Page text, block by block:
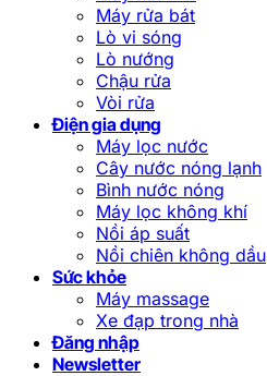
Máy rửa bát
Lò vi sóng
Lò nướng
Chậu rửa
Vòi rửa
Điện gia dụng
Máy lọc nước
Cây nước nóng lạnh
Bình nước nóng
Máy lọc không khí
Nồi áp suất
Nồi chiên không dầu
Sức khỏe
Máy massage
Xe đạp trong nhà
Đăng nhập
Newsletter